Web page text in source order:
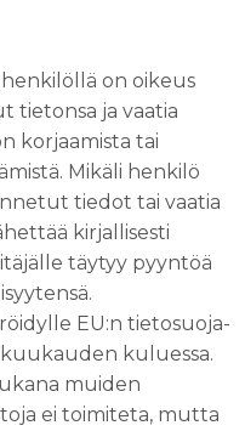
on oikeus
tietonsa ja vaatia
korjaamista tai
Mikäli henkilö
tiedot tai vaatia
kirjallisesti
täytyy pyyntöä
EU:n tietosuoja-
kuukauden kuluessa.
muiden
ei toimiteta, mutta